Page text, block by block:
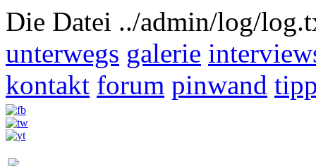
Die Datei ../admin/log/
unterwegs galerie
kontakt forum pinwand